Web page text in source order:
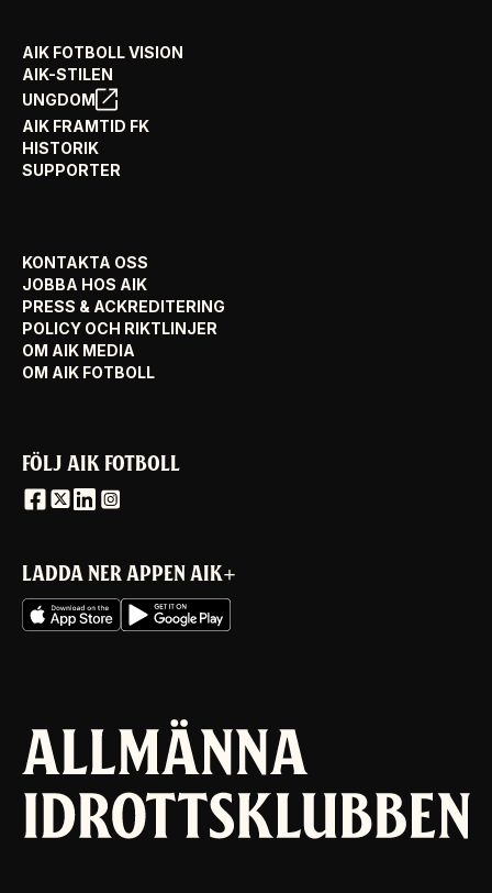
AIK FOTBOLL VISION
AIK-STILEN
UNGDOM
AIK FRAMTID FK
HISTORIK
SUPPORTER
KONTAKTA OSS
JOBBA HOS AIK
PRESS & ACKREDITERING
POLICY OCH RIKTLINJER
OM AIK MEDIA
OM AIK FOTBOLL
FÖLJ AIK FOTBOLL
LADDA NER APPEN AIK+